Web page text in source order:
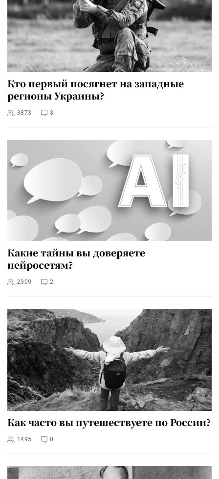
Кто первый посягнет на западные
регионы Украины?
3873 3
Какие тайны вы доверяете
нейросетям?
2309 2
Как часто вы путешествуете по России?
1495 0